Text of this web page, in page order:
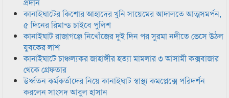
কানাইঘাটের কিশোর আহাদের খুনি সায়েমের আদালতে আত্মসমর্পন,
৫ দিনের রিমান্ড চাইবে পুলিশ
কানাইঘাট রাজাগঞ্জে নিখোঁজের দুই দিন পর সুরমা নদীতে ভেসে উঠল
যুবকের লাশ
কানাইঘাটে চাঞ্চল্যকর জাহাঙ্গীর হত্যা মামলার ৩ আসামী কক্সবাজার
থেকে গ্রেফতার
উর্ধ্বতন কর্মকর্তাদের নিয়ে কানাইঘাট স্বাস্থ্য কমপ্লেক্সে পরিদর্শন
করলেন সাংসদ আবুল হাসান